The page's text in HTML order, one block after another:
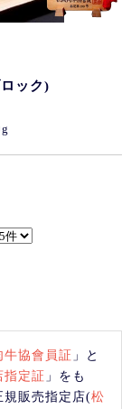
ック)
牛協會員証 」と
指定証 」をも
規販売指定店(松